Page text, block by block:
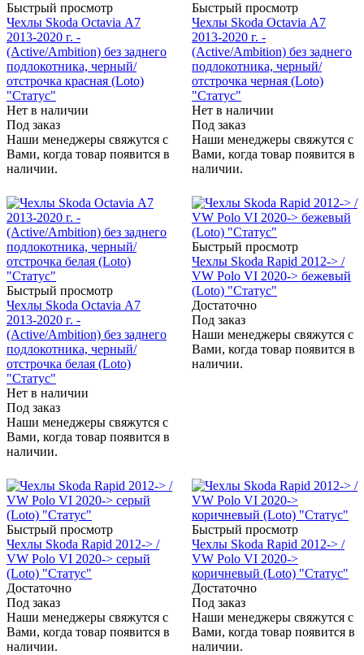
Быстрый просмотр
Чехлы Skoda Octavia А7
2013-2020 г. -
(Active/Ambition) без заднего
подлокотника, черный/
отстрочка красная (Loto)
"Статус"
Нет в наличии
Под заказ
Наши менеджеры свяжутся с
Вами, когда товар появится в
наличии.
Быстрый просмотр
Чехлы Skoda Octavia А7
2013-2020 г. -
(Active/Ambition) без заднего
подлокотника, черный/
отстрочка черная (Loto)
"Статус"
Нет в наличии
Под заказ
Наши менеджеры свяжутся с
Вами, когда товар появится в
наличии.
Быстрый просмотр
Чехлы Skoda Octavia А7
2013-2020 г. -
(Active/Ambition) без заднего
подлокотника, черный/
отстрочка белая (Loto)
"Статус"
Нет в наличии
Под заказ
Наши менеджеры свяжутся с
Вами, когда товар появится в
наличии.
Быстрый просмотр
Чехлы Skoda Rapid 2012-> /
VW Polo VI 2020-> бежевый
(Loto) "Статус"
Достаточно
Под заказ
Наши менеджеры свяжутся с
Вами, когда товар появится в
наличии.
Быстрый просмотр
Чехлы Skoda Rapid 2012-> /
VW Polo VI 2020-> серый
(Loto) "Статус"
Достаточно
Под заказ
Наши менеджеры свяжутся с
Вами, когда товар появится в
наличии.
Быстрый просмотр
Чехлы Skoda Rapid 2012-> /
VW Polo VI 2020->
коричневый (Loto) "Статус"
Достаточно
Под заказ
Наши менеджеры свяжутся с
Вами, когда товар появится в
наличии.